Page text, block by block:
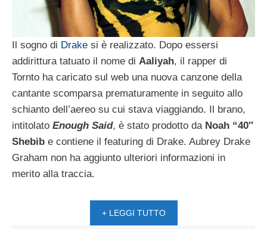
Il sogno di Drake si è realizzato. Dopo essersi
addirittura tatuato il nome di Aaliyah, il rapper di
Tornto ha caricato sul web una nuova canzone della
cantante scomparsa prematuramente in seguito allo
schianto dell’aereo su cui stava viaggiando. Il brano,
intitolato Enough Said, è stato prodotto da Noah “40″
Shebib e contiene il featuring di Drake. Aubrey Drake
Graham non ha aggiunto ulteriori informazioni in
merito alla traccia.
+ LEGGI TUTTO